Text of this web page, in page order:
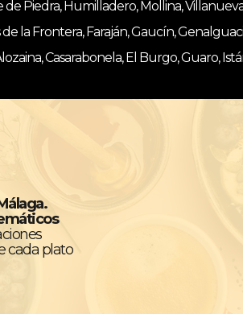
Piedra, Humilladero, Mollina,
la Frontera, Faraján, Gaucín,
Casarabonela, El Burgo, Guaro,
cada plato